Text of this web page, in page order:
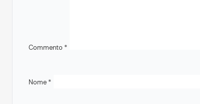
Commento *
Nome *